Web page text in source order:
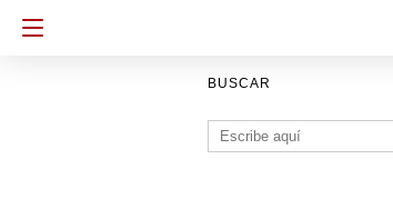
BUSCAR
Buscar: